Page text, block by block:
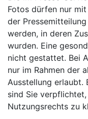
Fotos dürfen nur
der
werden, in deren
wurden. Eine
nicht gestattet. Bei
nur im Rahmen der
Ausstellung erlaubt.
sind Sie
Nutzungsrechts zu